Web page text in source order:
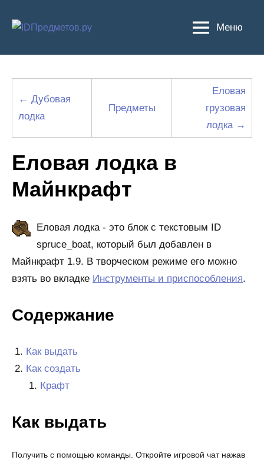
Меню
← Дубовая
лодка
Предметы
Еловая
грузовая
лодка →
Еловая лодка в
Майнкрафт
Еловая лодка - это блок с текстовым ID
spruce_boat, который был добавлен в
Майнкрафт 1.9. В творческом режиме его можно
взять во вкладке Инструменты и приспособления.
Содержание
Как выдать
Как создать
Крафт
Как выдать
Получить с помощью команды. Откройте игровой чат нажав